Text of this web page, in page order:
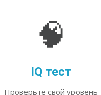
🧠
IQ тест
Проверьте свой уровень